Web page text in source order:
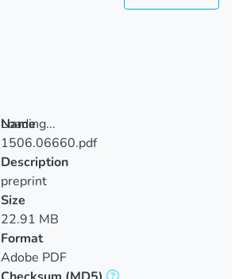
Loading...
Loading...
Name
1506.06660.pdf
Description
preprint
Size
22.91 MB
Format
Adobe PDF